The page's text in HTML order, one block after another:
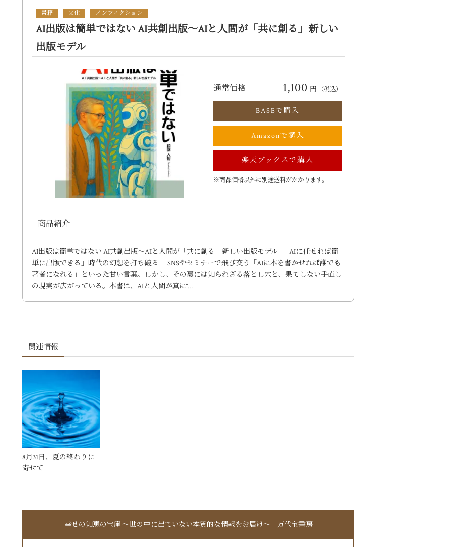
書籍 文化 ノンフィクション
AI出版は簡単ではない AI共創出版～AIと人間が「共に創る」新しい
出版モデル
通常価格 1,100 円 （税込）
BASEで購入
Amazonで購入
楽天ブックスで購入
※商品価格以外に別途送料がかかります。
商品紹介
AI出版は簡単ではない AI共創出版～AIと人間が「共に創る」新しい出版モデル 「AIに任せれば簡
単に出版できる」時代の幻想を打ち破る SNSやセミナーで飛び交う「AIに本を書かせれば誰でも
著者になれる」といった甘い言葉。しかし、その裏には知られざる落とし穴と、果てしない手直し
の現実が広がっている。本書は、AIと人間が真に“…
関連情報
8月31日、夏の終わりに
寄せて
幸せの知恵の宝庫 〜世の中に出ていない本質的な情報をお届け〜｜万代宝書房